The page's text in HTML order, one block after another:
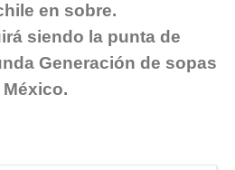
en sobre.
siendo la punta de
Generación de sopas